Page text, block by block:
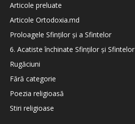
Articole preluate
Articole Ortodoxia.md
Proloagele Sfinților și a Sfintelor
6. Acatiste închinate Sfinților și Sfintelor
Rugăciuni
Fără categorie
Poezia religioasă
Stiri religioase